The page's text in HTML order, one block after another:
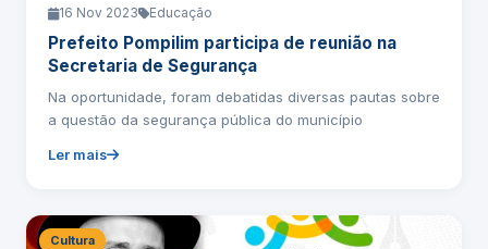
16 Nov 2023 Educação
Prefeito Pompilim participa de reunião na
Secretaria de Segurança
Na oportunidade, foram debatidas diversas pautas sobre
a questão da segurança pública do município
Ler mais
Cultura